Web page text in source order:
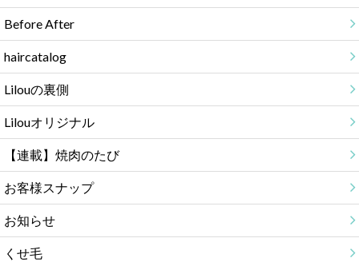
Before After
haircatalog
Lilouの裏側
Lilouオリジナル
【連載】焼肉のたび
お客様スナップ
お知らせ
くせ毛